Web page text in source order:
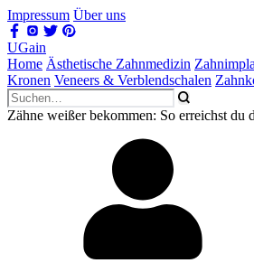
Impressum Über uns
UGain
Home Ästhetische Zahnmedizin
Kronen Veneers & Verblendschalen
Zähne weißer bekommen: So erreichst du